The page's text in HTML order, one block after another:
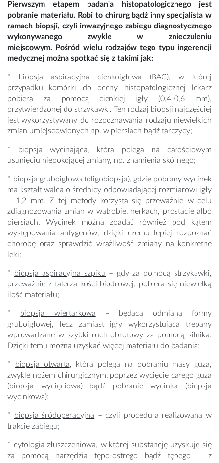
Pierwszym etapem badania histopatologicznego jest
pobranie materiału. Robi to chirurg bądź inny specjalista w
ramach biopsji, czyli inwazyjnego zabiegu diagnostycznego
wykonywanego zwykle w znieczuleniu
miejscowym. Pośród wielu rodzajów tego typu ingerencji
medycznej można spotkać się z takimi jak:
* biopsja aspiracyjna cienkoigłowa (BAC), w której
przypadku komórki do oceny histopatologicznej lekarz
pobiera za pomocą cienkiej igły (0,4-0,6 mm),
przytwierdzonej do strzykawki. Ten rodzaj biopsji najczęściej
jest wykorzystywany do rozpoznawania rodzaju niewielkich
zmian umiejscowionych np. w piersiach bądź tarczycy;
* biopsja wycinająca, która polega na całościowym
usunięciu niepokojącej zmiany, np. znamienia skórnego;
* biopsja gruboigłowa (oligobiopsja), gdzie pobrany wycinek
ma kształt walca o średnicy odpowiadającej rozmiarowi igły
– 1,2 mm. Z tej metody korzysta się przeważnie w celu
zdiagnozowania zmian w wątrobie, nerkach, prostacie albo
piersiach. Wycinek można zbadać również pod kątem
występowania antygenów, dzięki czemu lepiej rozpoznać
chorobę oraz sprawdzić wrażliwość zmiany na konkretne
leki;
* biopsja aspiracyjna szpiku – gdy za pomocą strzykawki,
przeważnie z talerza kości biodrowej, pobiera się niewielką
ilość materiału;
* biopsja wiertarkowa – będąca odmianą formy
gruboigłowej, lecz zamiast igły wykorzystująca trepany
wprowadzane w szybki ruch obrotowy za pomocą silnika.
Dzięki temu można uzyskać więcej materiału do badania;
* biopsja otwarta, która polega na pobraniu masy guza,
zwykle nożem chirurgicznym, poprzez wycięcie całego guza
(biopsja wycięciowa) bądź pobranie wycinka (biopsja
wycinkowa);
* biopsja śródoperacyjna – czyli procedura realizowana w
trakcie zabiegu;
* cytologia złuszczeniowa, w której substancję uzyskuje się
za pomocą narzędzia tępo-ostrego bądź tępego – z